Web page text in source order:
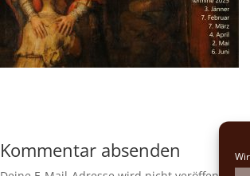
Kommentar absenden